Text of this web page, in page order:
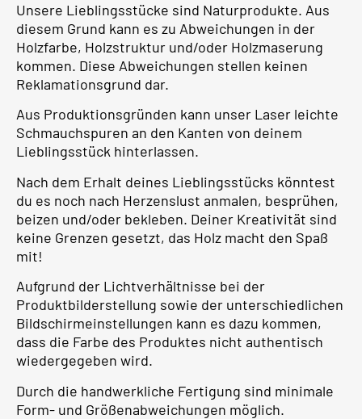
Unsere Lieblingsstücke sind Naturprodukte. Aus
diesem Grund kann es zu Abweichungen in der
Holzfarbe, Holzstruktur und/oder Holzmaserung
kommen. Diese Abweichungen stellen keinen
Reklamationsgrund dar.
Aus Produktionsgründen kann unser Laser leichte
Schmauchspuren an den Kanten von deinem
Lieblingsstück hinterlassen.
Nach dem Erhalt deines Lieblingsstücks könntest
du es noch nach Herzenslust anmalen, besprühen,
beizen und/oder bekleben. Deiner Kreativität sind
keine Grenzen gesetzt, das Holz macht den Spaß
mit!
Aufgrund der Lichtverhältnisse bei der
Produktbilderstellung sowie der unterschiedlichen
Bildschirmeinstellungen kann es dazu kommen,
dass die Farbe des Produktes nicht authentisch
wiedergegeben wird.
Durch die handwerkliche Fertigung sind minimale
Form- und Größenabweichungen möglich.